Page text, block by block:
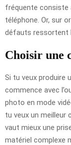
fréquente consiste
téléphone. Or, sur
défauts ressortent
Choisir une
Si tu veux produire
commence avec
photo en mode
tu veux un meilleur
vaut mieux une
matériel complexe